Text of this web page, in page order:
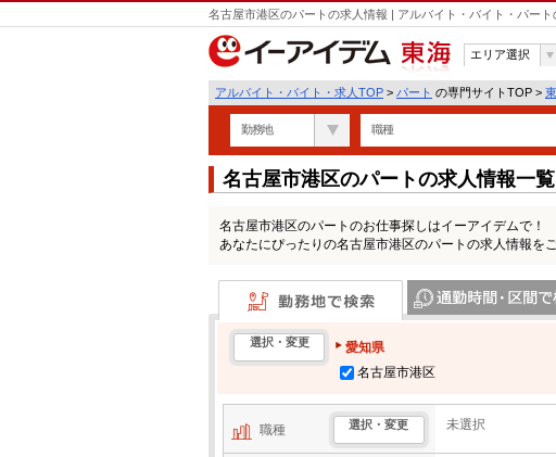
名古屋市港区のパートの求人情報 | アルバイト・バイト・パー
東海
エリア選択
アルバイト・バイト・求人TOP > パート の専門サイトTOP >
勤務地 職種
名古屋市港区のパートの求人情報一覧
名古屋市港区のパートのお仕事探しはイーアイデムで！
あなたにぴったりの名古屋市港区のパートの求人情報をご
勤務地で検索
選択・変更
愛知県
名古屋市港区
職種 選択・変更 未選択